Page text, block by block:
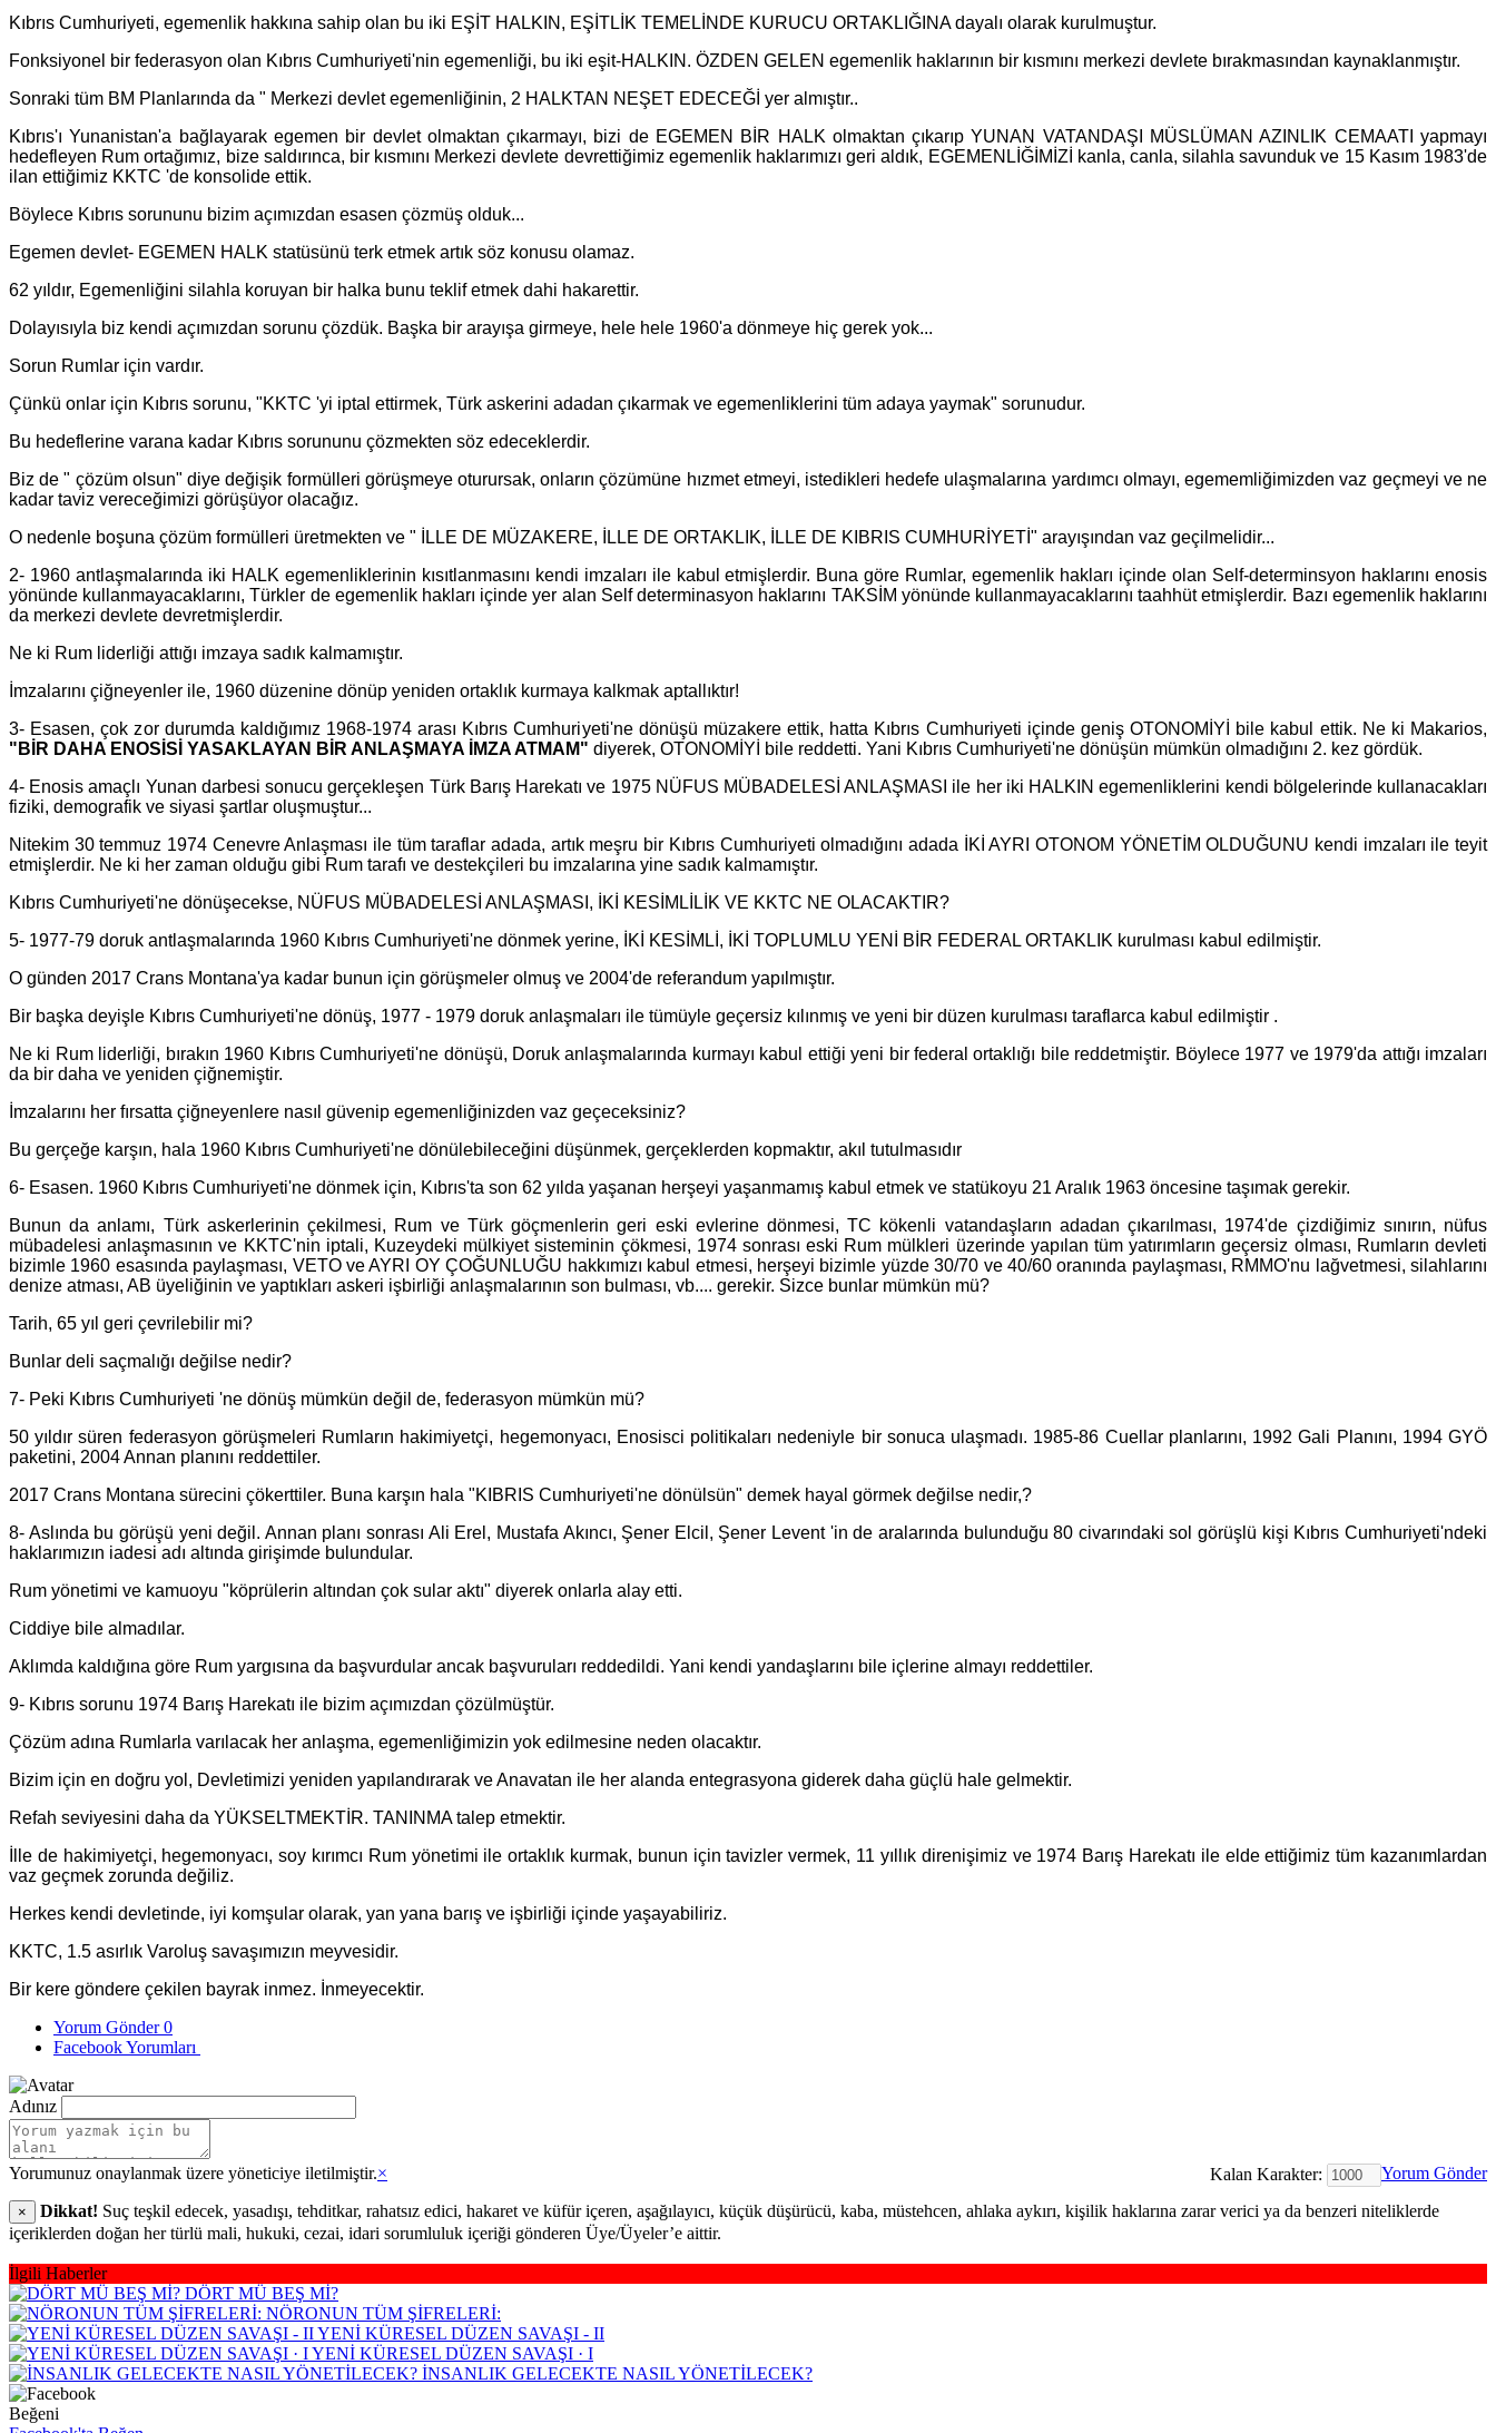
Kıbrıs Cumhuriyeti, egemenlik hakkına sahip olan bu iki EŞİT HALKIN, EŞİTLİK TEMELİNDE KURUCU ORTAKLIĞINA dayalı olarak kurulmuştur.
Fonksiyonel bir federasyon olan Kıbrıs Cumhuriyeti'nin egemenliği, bu iki eşit-HALKIN. ÖZDEN GELEN egemenlik haklarının bir kısmını merkezi devlete bırakmasından kaynaklanmıştır.
Sonraki tüm BM Planlarında da " Merkezi devlet egemenliğinin, 2 HALKTAN NEŞET EDECEĞİ yer almıştır..
Kıbrıs'ı Yunanistan'a bağlayarak egemen bir devlet olmaktan çıkarmayı, bizi de EGEMEN BİR HALK olmaktan çıkarıp YUNAN VATANDAŞI MÜSLÜMAN AZINLIK CEMAATI yapmayı
hedefleyen Rum ortağımız, bize saldırınca, bir kısmını Merkezi devlete devrettiğimiz egemenlik haklarımızı geri aldık, EGEMENLİĞİMİZİ kanla, canla, silahla savunduk ve 15 Kasım 1983'de
ilan ettiğimiz KKTC 'de konsolide ettik.
Böylece Kıbrıs sorununu bizim açımızdan esasen çözmüş olduk...
Egemen devlet- EGEMEN HALK statüsünü terk etmek artık söz konusu olamaz.
62 yıldır, Egemenliğini silahla koruyan bir halka bunu teklif etmek dahi hakarettir.
Dolayısıyla biz kendi açımızdan sorunu çözdük. Başka bir arayışa girmeye, hele hele 1960'a dönmeye hiç gerek yok...
Sorun Rumlar için vardır.
Çünkü onlar için Kıbrıs sorunu, "KKTC 'yi iptal ettirmek, Türk askerini adadan çıkarmak ve egemenliklerini tüm adaya yaymak" sorunudur.
Bu hedeflerine varana kadar Kıbrıs sorununu çözmekten söz edeceklerdir.
Biz de " çözüm olsun" diye değişik formülleri görüşmeye oturursak, onların çözümüne hızmet etmeyi, istedikleri hedefe ulaşmalarına yardımcı olmayı, egememliğimizden vaz geçmeyi ve ne
kadar taviz vereceğimizi görüşüyor olacağız.
O nedenle boşuna çözüm formülleri üretmekten ve " İLLE DE MÜZAKERE, İLLE DE ORTAKLIK, İLLE DE KIBRIS CUMHURİYETİ" arayışından vaz geçilmelidir...
2- 1960 antlaşmalarında iki HALK egemenliklerinin kısıtlanmasını kendi imzaları ile kabul etmişlerdir. Buna göre Rumlar, egemenlik hakları içinde olan Self-determinsyon haklarını enosis
yönünde kullanmayacaklarını, Türkler de egemenlik hakları içinde yer alan Self determinasyon haklarını TAKSİM yönünde kullanmayacaklarını taahhüt etmişlerdir. Bazı egemenlik haklarını
da merkezi devlete devretmişlerdir.
Ne ki Rum liderliği attığı imzaya sadık kalmamıştır.
İmzalarını çiğneyenler ile, 1960 düzenine dönüp yeniden ortaklık kurmaya kalkmak aptallıktır!
3- Esasen, çok zor durumda kaldığımız 1968-1974 arası Kıbrıs Cumhuriyeti'ne dönüşü müzakere ettik, hatta Kıbrıs Cumhuriyeti içinde geniş OTONOMİYİ bile kabul ettik. Ne ki Makarios,
"BİR DAHA ENOSİSİ YASAKLAYAN BİR ANLAŞMAYA İMZA ATMAM" diyerek, OTONOMİYİ bile reddetti. Yani Kıbrıs Cumhuriyeti'ne dönüşün mümkün olmadığını 2. kez gördük.
4- Enosis amaçlı Yunan darbesi sonucu gerçekleşen Türk Barış Harekatı ve 1975 NÜFUS MÜBADELESİ ANLAŞMASI ile her iki HALKIN egemenliklerini kendi bölgelerinde kullanacakları
fiziki, demografik ve siyasi şartlar oluşmuştur...
Nitekim 30 temmuz 1974 Cenevre Anlaşması ile tüm taraflar adada, artık meşru bir Kıbrıs Cumhuriyeti olmadığını adada İKİ AYRI OTONOM YÖNETİM OLDUĞUNU kendi imzaları ile teyit
etmişlerdir. Ne ki her zaman olduğu gibi Rum tarafı ve destekçileri bu imzalarına yine sadık kalmamıştır.
Kıbrıs Cumhuriyeti'ne dönüşecekse, NÜFUS MÜBADELESİ ANLAŞMASI, İKİ KESİMLİLİK VE KKTC NE OLACAKTIR?
5- 1977-79 doruk antlaşmalarında 1960 Kıbrıs Cumhuriyeti'ne dönmek yerine, İKİ KESİMLİ, İKİ TOPLUMLU YENİ BİR FEDERAL ORTAKLIK kurulması kabul edilmiştir.
O günden 2017 Crans Montana'ya kadar bunun için görüşmeler olmuş ve 2004'de referandum yapılmıştır.
Bir başka deyişle Kıbrıs Cumhuriyeti'ne dönüş, 1977 - 1979 doruk anlaşmaları ile tümüyle geçersiz kılınmış ve yeni bir düzen kurulması taraflarca kabul edilmiştir .
Ne ki Rum liderliği, bırakın 1960 Kıbrıs Cumhuriyeti'ne dönüşü, Doruk anlaşmalarında kurmayı kabul ettiği yeni bir federal ortaklığı bile reddetmiştir. Böylece 1977 ve 1979'da attığı imzaları
da bir daha ve yeniden çiğnemiştir.
İmzalarını her fırsatta çiğneyenlere nasıl güvenip egemenliğinizden vaz geçeceksiniz?
Bu gerçeğe karşın, hala 1960 Kıbrıs Cumhuriyeti'ne dönülebileceğini düşünmek, gerçeklerden kopmaktır, akıl tutulmasıdır
6- Esasen. 1960 Kıbrıs Cumhuriyeti'ne dönmek için, Kıbrıs'ta son 62 yılda yaşanan herşeyi yaşanmamış kabul etmek ve statükoyu 21 Aralık 1963 öncesine taşımak gerekir.
Bunun da anlamı, Türk askerlerinin çekilmesi, Rum ve Türk göçmenlerin geri eski evlerine dönmesi, TC kökenli vatandaşların adadan çıkarılması, 1974'de çizdiğimiz sınırın, nüfus
mübadelesi anlaşmasının ve KKTC'nin iptali, Kuzeydeki mülkiyet sisteminin çökmesi, 1974 sonrası eski Rum mülkleri üzerinde yapılan tüm yatırımların geçersiz olması, Rumların devleti
bizimle 1960 esasında paylaşması, VETO ve AYRI OY ÇOĞUNLUĞU hakkımızı kabul etmesi, herşeyi bizimle yüzde 30/70 ve 40/60 oranında paylaşması, RMMO'nu lağvetmesi, silahlarını
denize atması, AB üyeliğinin ve yaptıkları askeri işbirliği anlaşmalarının son bulması, vb.... gerekir. Sizce bunlar mümkün mü?
Tarih, 65 yıl geri çevrilebilir mi?
Bunlar deli saçmalığı değilse nedir?
7- Peki Kıbrıs Cumhuriyeti 'ne dönüş mümkün değil de, federasyon mümkün mü?
50 yıldır süren federasyon görüşmeleri Rumların hakimiyetçi, hegemonyacı, Enosisci politikaları nedeniyle bir sonuca ulaşmadı. 1985-86 Cuellar planlarını, 1992 Gali Planını, 1994 GYÖ
paketini, 2004 Annan planını reddettiler.
2017 Crans Montana sürecini çökerttiler. Buna karşın hala "KIBRIS Cumhuriyeti'ne dönülsün" demek hayal görmek değilse nedir,?
8- Aslında bu görüşü yeni değil. Annan planı sonrası Ali Erel, Mustafa Akıncı, Şener Elcil, Şener Levent 'in de aralarında bulunduğu 80 civarındaki sol görüşlü kişi Kıbrıs Cumhuriyeti'ndeki
haklarımızın iadesi adı altında girişimde bulundular.
Rum yönetimi ve kamuoyu "köprülerin altından çok sular aktı" diyerek onlarla alay etti.
Ciddiye bile almadılar.
Aklımda kaldığına göre Rum yargısına da başvurdular ancak başvuruları reddedildi. Yani kendi yandaşlarını bile içlerine almayı reddettiler.
9- Kıbrıs sorunu 1974 Barış Harekatı ile bizim açımızdan çözülmüştür.
Çözüm adına Rumlarla varılacak her anlaşma, egemenliğimizin yok edilmesine neden olacaktır.
Bizim için en doğru yol, Devletimizi yeniden yapılandırarak ve Anavatan ile her alanda entegrasyona giderek daha güçlü hale gelmektir.
Refah seviyesini daha da YÜKSELTMEKTİR. TANINMA talep etmektir.
İlle de hakimiyetçi, hegemonyacı, soy kırımcı Rum yönetimi ile ortaklık kurmak, bunun için tavizler vermek, 11 yıllık direnişimiz ve 1974 Barış Harekatı ile elde ettiğimiz tüm kazanımlardan
vaz geçmek zorunda değiliz.
Herkes kendi devletinde, iyi komşular olarak, yan yana barış ve işbirliği içinde yaşayabiliriz.
KKTC, 1.5 asırlık Varoluş savaşımızın meyvesidir.
Bir kere göndere çekilen bayrak inmez. İnmeyecektir.
Yorum Gönder0
Facebook Yorumları
Adınız
Yorum Gönder
Kalan Karakter:
Yorumunuz onaylanmak üzere yöneticiye iletilmiştir.×
× Dikkat! Suç teşkil edecek, yasadışı, tehditkar, rahatsız edici, hakaret ve küfür içeren, aşağılayıcı, küçük düşürücü, kaba, müstehcen, ahlaka aykırı, kişilik haklarına zarar verici ya da benzeri niteliklerde
içeriklerden doğan her türlü mali, hukuki, cezai, idari sorumluluk içeriği gönderen Üye/Üyeler’e aittir.
İlgili Haberler
DÖRT MÜ BEŞ Mİ?
NÖRONUN TÜM ŞİFRELERİ:
YENİ KÜRESEL DÜZEN SAVAŞI - II
YENİ KÜRESEL DÜZEN SAVAŞI · I
İNSANLIK GELECEKTE NASIL YÖNETİLECEK?
Beğeni